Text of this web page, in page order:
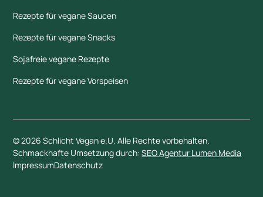
Rezepte für vegane Saucen
Rezepte für vegane Snacks
Sojafreie vegane Rezepte
Rezepte für vegane Vorspeisen
©2026 Schlicht Vegan e.U. Alle Rechte vorbehalten.
Schmackhafte Umsetzung durch:SEO Agentur Lumen Media
ImpressumDatenschutz